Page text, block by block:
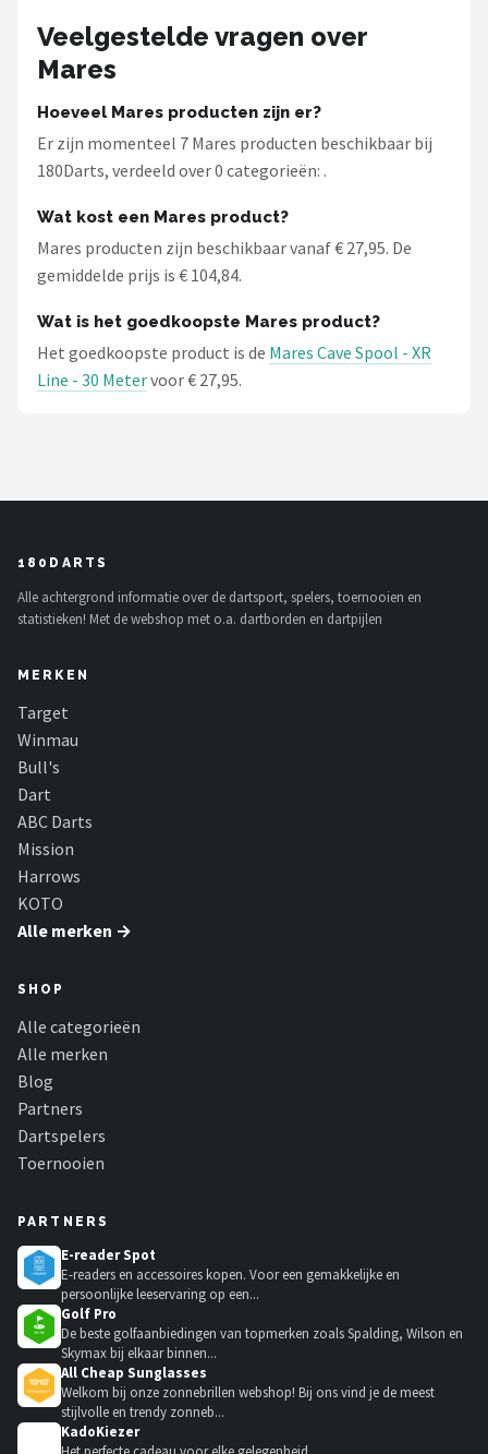
Unicorn
Red Dragon
Alle merken →
Veelgestelde vragen over
Mares
Hoeveel Mares producten zijn er?
Er zijn momenteel 7 Mares producten beschikbaar bij
180Darts, verdeeld over 0 categorieën: .
Wat kost een Mares product?
Mares producten zijn beschikbaar vanaf € 27,95. De
gemiddelde prijs is € 104,84.
Wat is het goedkoopste Mares product?
Het goedkoopste product is de Mares Cave Spool - XR
Line - 30 Metervoor € 27,95.
180DARTS
Alle achtergrond informatie over de dartsport, spelers, toernooien en
statistieken! Met de webshop met o.a. dartborden en dartpijlen
MERKEN
Target
Winmau
Bull's
Dart
ABC Darts
Mission
Harrows
KOTO
Alle merken →
SHOP
Alle categorieën
Alle merken
Blog
Partners
Dartspelers
Toernooien
PARTNERS
E-reader Spot
E-readers en accessoires kopen. Voor een gemakkelijke en
persoonlijke leeservaring op een...
Golf Pro
De beste golfaanbiedingen van topmerken zoals Spalding, Wilson en
Skymax bij elkaar binnen...
All Cheap Sunglasses
Welkom bij onze zonnebrillen webshop! Bij ons vind je de meest
stijlvolle en trendy zonneb...
KadoKiezer